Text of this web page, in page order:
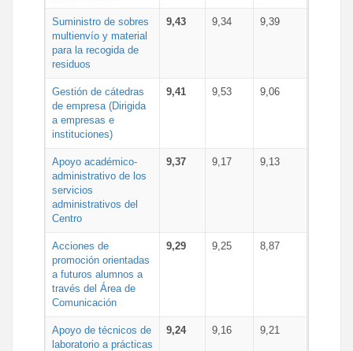
Suministro de sobres
multienvío y material
para la recogida de
residuos
9,43 9,34 9,39
Gestión de cátedras
de empresa (Dirigida
a empresas e
instituciones)
9,41 9,53 9,06
Apoyo académico-
administrativo de los
servicios
administrativos del
Centro
9,37 9,17 9,13
Acciones de
promoción orientadas
a futuros alumnos a
través del Área de
Comunicación
9,29 9,25 8,87
Apoyo de técnicos de
laboratorio a prácticas
9,24 9,16 9,21